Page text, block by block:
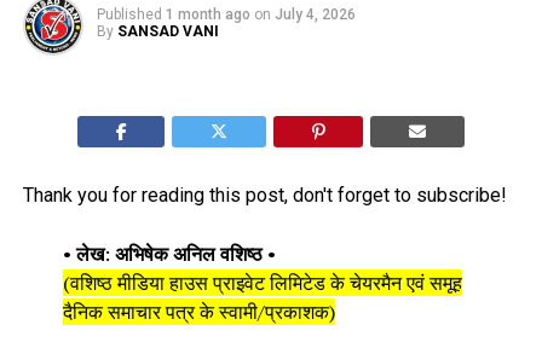
Published 1 month ago on July 4, 2026
By SANSAD VANI
Thank you for reading this post, don't forget to subscribe!
•लेख: अभिषेक अनिल वशिष्ठ•
(वशिष्ठ मीडिया हाउस प्राइवेट लिमिटेड के चेयरमैन एवं समूह
दैनिक समाचार पत्र के स्वामी/प्रकाशक)